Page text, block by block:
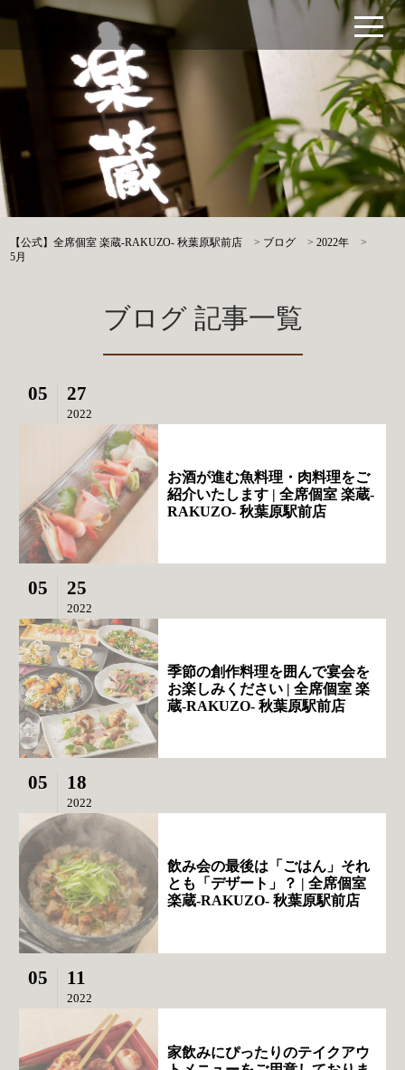
【公式】全席個室 楽蔵‐RAKUZO‐ 秋葉原駅前店 > ブログ >2022年
>
5月
ブログ 記事一覧
05 27
2022
お酒が進む魚料理・肉料理をご
紹介いたします | 全席個室 楽蔵‐
RAKUZO‐ 秋葉原駅前店
05 25
2022
季節の創作料理を囲んで宴会を
お楽しみください | 全席個室 楽
蔵‐RAKUZO‐ 秋葉原駅前店
05 18
2022
飲み会の最後は「ごはん」それ
とも「デザート」？ | 全席個室
楽蔵‐RAKUZO‐ 秋葉原駅前店
05 11
2022
家飲みにぴったりのテイクアウ